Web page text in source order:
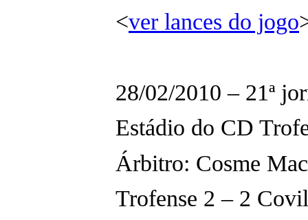
<ver lances do jogo
28/02/2010 – 21ª
Estádio do CD
Árbitro: Cosme
Trofense 2 – 2